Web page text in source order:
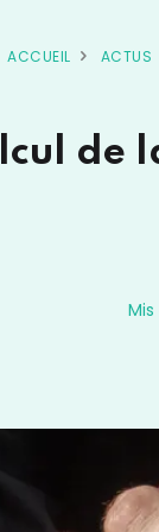
ACCUEIL ACTUS
de